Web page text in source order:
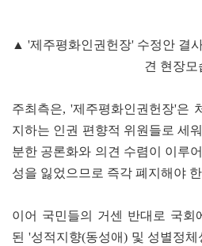
▲ '제주평화인권헌장' 수정안 결
견 현장모
주최측은, '제주평화인권헌장'은
지하는 인권 편향적 위원들로 세
분한 공론화와 의견 수렴이 이루
성을 잃었으므로 즉각 폐지해야
이어 국민들의 거센 반대로 국회
된 '성적지향(동성애) 및 성별정